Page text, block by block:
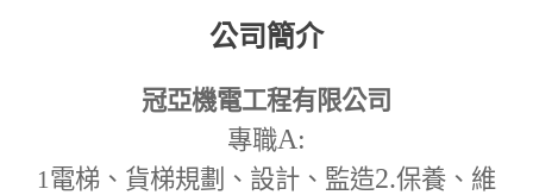
公司簡介
冠亞機電工程有限公司
專職A:
1電梯、貨梯規劃、設計、監造2.保養、維